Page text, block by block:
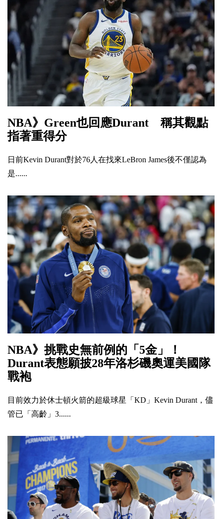
NBA》Green也回應Durant 稱其觀點
指著重得分
日前Kevin Durant對於76人在找來LeBron James後不僅認為
是......
NBA》挑戰史無前例的「5金」！
Durant表態願披28年洛杉磯奧運美國隊
戰袍
目前效力於休士頓火箭的超級球星「KD」Kevin Durant，儘
管已「高齡」3......